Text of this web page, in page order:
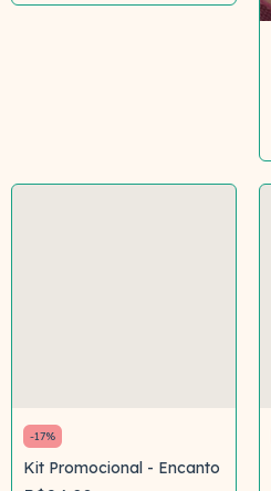
-17%
Kit Promocional - Encanto